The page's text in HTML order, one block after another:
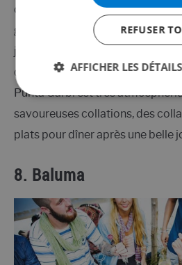
confortable avec un caractère
grande terrasse. Vous êtes assis
journée et le soir avec une
quand il fait sombre et que les
Punta Garbi est très
savoureuses collations, des
plats pour dîner après une belle
8. Baluma
REFUSER
AFFICHER LES DÉTAILS